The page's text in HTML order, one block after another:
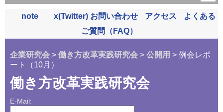
note x(Twitter) お問い合わせ アクセス
よくある
ご質問（FAQ）
企業研究会 > 働き方改革実践研究会 > 公開用 > 例会レポ
ート（10月）
働き方改革実践研究会
E-Mail: